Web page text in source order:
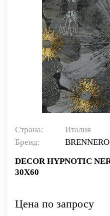
Страна:
Италия
Бренд:
BRENNERO
DECOR HYPNOTIC
30X60
Цена по запросу